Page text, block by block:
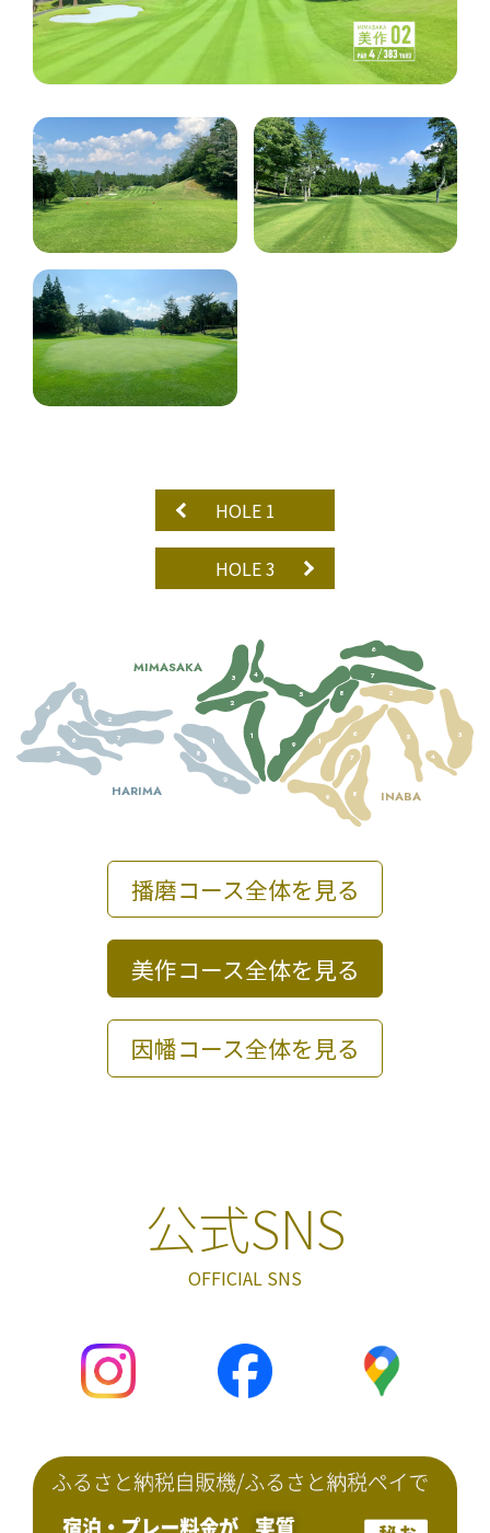
HOLE 1
HOLE 3
HARIMA
1
2
3
4
5
6 7
8
９
MIMASAKA
1
2
3 4
5
6
7
8
9
INABA
1
2
3
4
5
6
7
8
9
播磨コース全体を見る
美作コース全体を見る
因幡コース全体を見る
公式SNS
OFFICIAL SNS